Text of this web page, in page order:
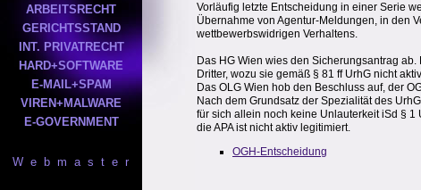
ARBEITSRECHT
GERICHTSSTAND
INT. PRIVATRECHT
HARD+SOFTWARE
E-MAIL+SPAM
VIREN+MALWARE
E-GOVERNMENT
W e b m a s t e r
Vorläufig letzte Entscheidung in einer Serie
Übernahme von Agentur-Meldungen, in den
wettbewerbswidrigen Verhaltens.
Das HG Wien wies den Sicherungsantrag
Dritter, wozu sie gemäß § 81 ff UrhG nicht
Das OLG Wien hob den Beschluss auf, der
Nach dem Grundsatz der Spezialität des
für sich allein noch keine Unlauterkeit iSd §
die APA ist nicht aktiv legitimiert.
OGH-Entscheidung